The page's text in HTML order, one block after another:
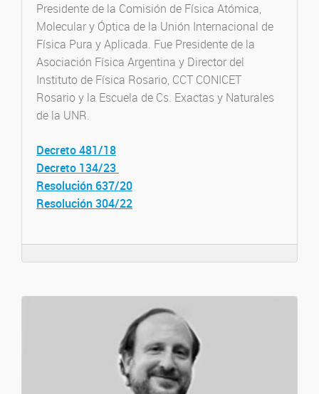
Presidente de la Comisión de Física Atómica,
Molecular y Óptica de la Unión Internacional de
Física Pura y Aplicada. Fue Presidente de la
Asociación Física Argentina y Director del
Instituto de Física Rosario, CCT CONICET
Rosario y la Escuela de Cs. Exactas y Naturales
de la UNR.
Decreto 481/18
Decreto 134/23
Resolución 637/20
Resolución 304/22